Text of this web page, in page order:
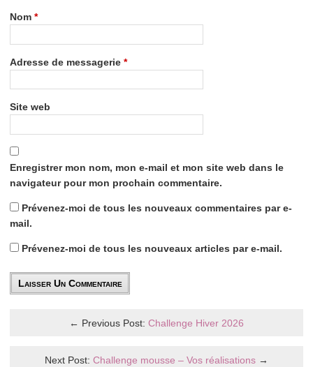
Nom *
Adresse de messagerie *
Site web
Enregistrer mon nom, mon e-mail et mon site web dans le
navigateur pour mon prochain commentaire.
Prévenez-moi de tous les nouveaux commentaires par e-
mail.
Prévenez-moi de tous les nouveaux articles par e-mail.
← Previous Post: Challenge Hiver 2026
Next Post: Challenge mousse – Vos réalisations →